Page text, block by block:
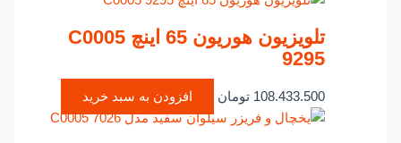
تلویزیون هوریون 65 اینچ C0005
9295
108.433.500 تومان افزودن به سبد خرید